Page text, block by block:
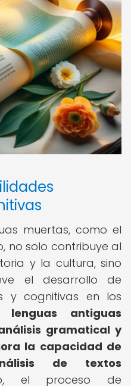
muertas, como el
no solo contribuye al
y la cultura, sino
el desarrollo de
y cognitivas en los
lenguas antiguas
gramatical y
la capacidad de
de textos
el proceso de